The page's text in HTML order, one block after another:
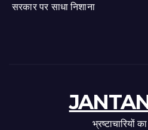
सरकार पर साधा निशाना
भ्रष्टाचारियों